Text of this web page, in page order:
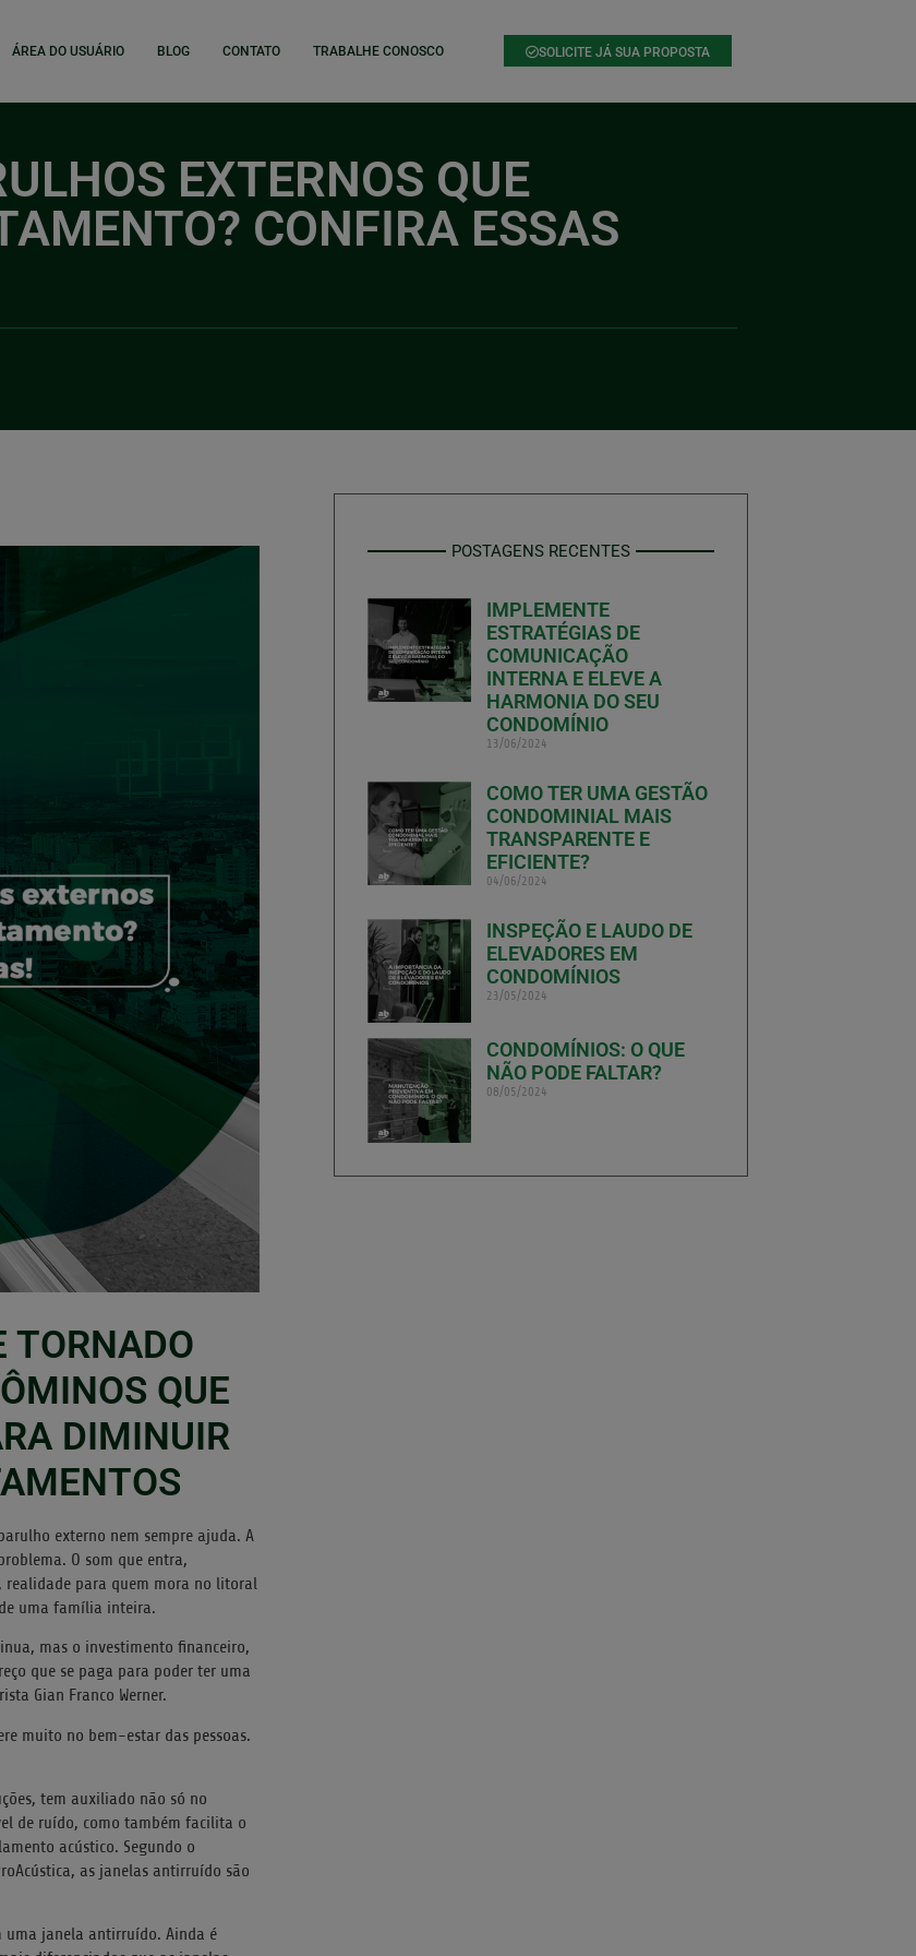
ÁREA DO USUÁRIO BLOG CONTATO TRABALHE CONOSCO SOLICITE JÁ SUA PROPOSTA
EXTERNOS QUE
CONFIRA ESSAS
TORNADO
QUE
DIMINUIR
externo nem sempre ajuda. A
O som que entra,
realidade para quem mora no litoral
uma família inteira.
mas o investimento financeiro,
que se paga para poder ter uma
Gian Franco Werner.
muito no bem-estar das pessoas.
tem auxiliado não só no
de ruído, como também facilita o
acústico. Segundo o
as janelas antirruído são
uma janela antirruído. Ainda é
POSTAGENS RECENTES
IMPLEMENTE
ESTRATÉGIAS DE
COMUNICAÇÃO
INTERNA E ELEVE A
HARMONIA DO SEU
CONDOMÍNIO
13/06/2024
COMO TER UMA GESTÃO
CONDOMINIAL MAIS
TRANSPARENTE E
EFICIENTE?
04/06/2024
INSPEÇÃO E LAUDO DE
ELEVADORES EM
CONDOMÍNIOS
23/05/2024
CONDOMÍNIOS: O QUE
NÃO PODE FALTAR?
08/05/2024